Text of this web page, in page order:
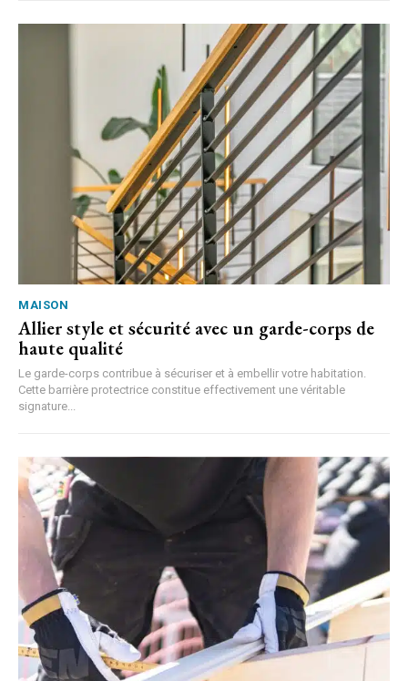
MAISON
Allier style et sécurité avec un garde-corps de
haute qualité
Le garde-corps contribue à sécuriser et à embellir votre habitation.
Cette barrière protectrice constitue effectivement une véritable
signature...